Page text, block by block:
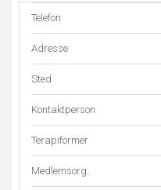
Telefon
Adresse
Sted
Kontaktperson
Terapiformer
Medlemsorg.